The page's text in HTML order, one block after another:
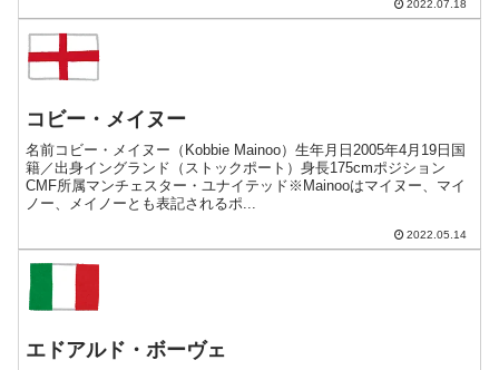
2022.07.18
コビー・メイヌー
名前コビー・メイヌー（Kobbie Mainoo）生年月日2005年4月19日国
籍／出身イングランド（ストックポート）身長175cmポジション
CMF所属マンチェスター・ユナイテッド※Mainooはマイヌー、マイ
ノー、メイノーとも表記されるポ...
2022.05.14
エドアルド・ボーヴェ